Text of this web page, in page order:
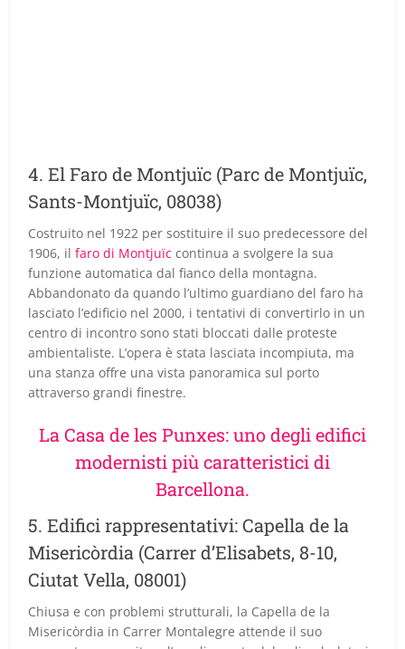
4. El Faro de Montjuïc (Parc de Montjuïc,
Sants-Montjuïc, 08038)
Costruito nel 1922 per sostituire il suo predecessore del
1906, ilfaro di Montjuïc continua a svolgere la sua
funzione automatica dal fianco della montagna.
Abbandonato da quando l’ultimo guardiano del faro ha
lasciato l’edificio nel 2000, i tentativi di convertirlo in un
centro di incontro sono stati bloccati dalle proteste
ambientaliste. L’opera è stata lasciata incompiuta, ma
una stanza offre una vista panoramica sul porto
attraverso grandi finestre.
La Casa de les Punxes: uno degli edifici
modernisti più caratteristici di
Barcellona.
5. Edifici rappresentativi: Capella de la
Misericòrdia (Carrer d’Elisabets, 8-10,
Ciutat Vella, 08001)
Chiusa e con problemi strutturali, la Capella de la
Misericòrdia in Carrer Montalegre attende il suo